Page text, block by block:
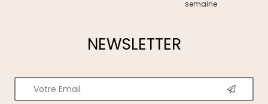
semaine
NEWSLETTER